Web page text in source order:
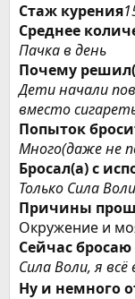
Стаж курения
Среднее
Пачка в день
Почему
Дети начали
вместо
Попыток
Много(даже не
Бросал(а) с
Только Сила
Причины
Окружение и
Сейчас
Сила Воли, я всё
Ну и немного